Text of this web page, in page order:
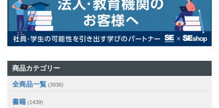
商品カテゴリー
全商品一覧 (3936)
書籍 (1439)